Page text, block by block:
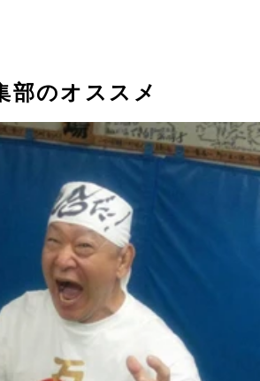
頼ってばかりいると、いざという時に
決策がなくなってしまう」と加藤医師
部のオススメ